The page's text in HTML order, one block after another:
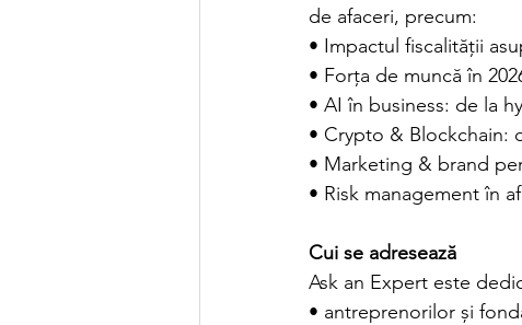
de afaceri, precum:
• Impactul fiscalității
• Forța de muncă în
• AI în business: de la
• Crypto & Blockchain:
• Marketing & brand
• Risk management în
Cui se adresează
Ask an Expert este
• antreprenorilor și